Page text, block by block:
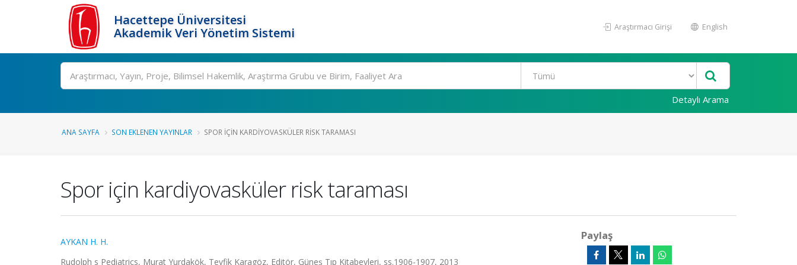
Hacettepe Üniversitesi
Akademik Veri Yönetim Sistemi
Araştırmacı Girişi English
Ara
Detaylı Arama
ANA SAYFA SON EKLENEN YAYINLAR SPOR IÇIN KARDIYOVASKÜLER RISK TARAMASI
Spor için kardiyovasküler risk taraması
AYKAN H. H.
Rudolph s Pediatrics, Murat Yurdakök, Tevfik Karagöz, Editör, Güneş Tıp Kitabevleri, ss.1906-1907, 2013
Paylaş